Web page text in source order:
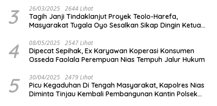
3 26/03/2025 2644 Lihat
Tagih Janji Tindaklanjut Proyek Teolo-Harefa,
Masyarakat Tugala Oyo Sesalkan Sikap Dingin Ketua
4 08/05/2025 2547 Lihat
Dipecat Sepihak, Ex Karyawan Koperasi Konsumen
Osseda Faolala Perempuan Nias Tempuh Jalur Hukum
5 30/04/2025 2479 Lihat
Picu Kegaduhan Di Tengah Masyarakat, Kapolres Nias
Diminta Tinjau Kembali Pembangunan Kantin Polsek